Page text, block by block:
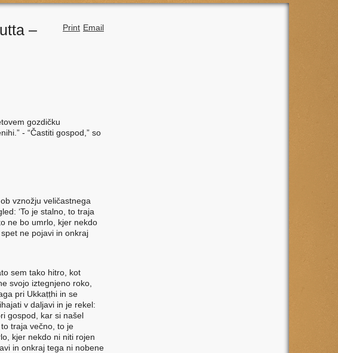
Email
Print
–
gozdičku
- “Častiti gospod,” so
vznožju veličastnega
‘To je stalno, to traja
ne bo umrlo, kjer nekdo
ne pojavi in onkraj
sem tako hitro, kot
svojo iztegnjeno roko,
pri Ukkaṭṭhi in se
v daljavi in je rekel:
gospod, kar si našel
traja večno, to je
kjer nekdo ni niti rojen
in onkraj tega ni nobene